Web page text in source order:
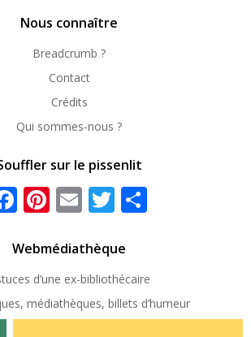
Nous connaître
Breadcrumb ?
Contact
Crédits
Qui sommes-nous ?
sur le pissenlit
Facebook
Pinterest
EmailTwitter
Webmédiathèque
d’une ex-bibliothécaire
médiathèques, billets d’humeur